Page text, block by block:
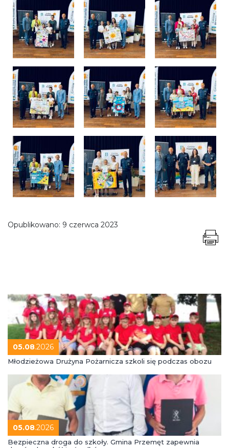
Opublikowano: 9 czerwca 2023
05.08.2026
Młodzieżowa Drużyna Pożarnicza szkoli się podczas obozu
05.08.2026
Bezpieczna droga do szkoły. Gmina Przemęt zapewnia